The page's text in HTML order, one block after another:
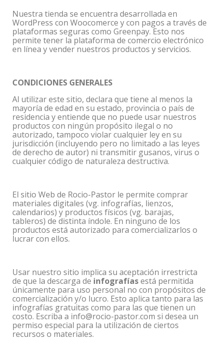
Nuestra tienda se encuentra desarrollada en
WordPress con Woocomerce y con pagos a través de
plataformas seguras como Greenpay. Esto nos
permite tener la plataforma de comercio electrónico
en línea y vender nuestros productos y servicios.
CONDICIONES GENERALES
Al utilizar este sitio, declara que tiene al menos la
mayoría de edad en su estado, provincia o país de
residencia y entiende que no puede usar nuestros
productos con ningún propósito ilegal o no
autorizado, tampoco violar cualquier ley en su
jurisdicción (incluyendo pero no limitado a las leyes
de derecho de autor) ni transmitir gusanos, virus o
cualquier código de naturaleza destructiva.
El sitio Web de Rocio-Pastor le permite comprar
materiales digitales (vg. infografías, lienzos,
calendarios) y productos físicos (vg. barajas,
tableros) de distinta índole. En ninguno de los
productos está autorizado para comercializarlos o
lucrar con ellos.
Usar nuestro sitio implica su aceptación irrestricta
de que la descarga de infografíasestá permitida
únicamente para uso personal no con propósitos de
comercialización y/o lucro. Esto aplica tanto para las
infografías gratuitas como para las que tienen un
costo. Escriba a info@rocio-pastor.com si desea un
permiso especial para la utilización de ciertos
recursos o materiales.